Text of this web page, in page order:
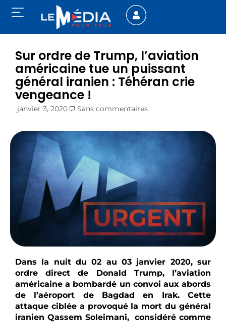
Sur ordre de Trump, l’aviation
américaine tue un puissant
général iranien : Téhéran crie
vengeance !
janvier 3, 2020 Sans commentaires
Dans la nuit du 02 au 03 janvier 2020, sur
ordre direct de Donald Trump, l’aviation
américaine a bombardé un convoi aux abords
de l’aéroport de Bagdad en Irak. Cette
attaque ciblée a provoqué la mort du général
iranien Qassem Soleimani, considéré comme